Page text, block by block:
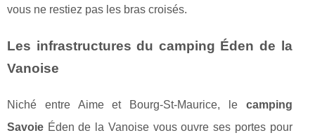
vous ne restiez pas les bras croisés.
Les infrastructures du camping Éden de la
Vanoise
Niché entre Aime et Bourg-St-Maurice, le camping
Savoie Éden de la Vanoise vous ouvre ses portes pour